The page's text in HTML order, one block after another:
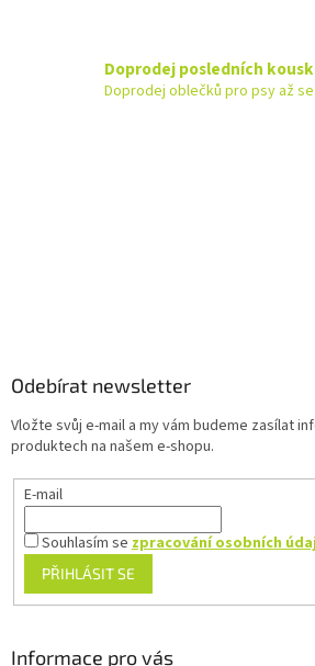
í
p
n
í
Doprodej posledních
Doprodej oblečků pro psy až
Odebírat newsletter
Vložte svůj e-mail a my vám budeme zasílat
produktech na našem e-shopu.
E-mail
Souhlasím se zpracování osobních
PŘIHLÁSIT SE
Informace pro vás